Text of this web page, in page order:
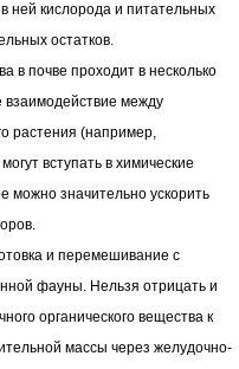
ней кислорода и питательных
остатков.
в почве проходит в несколько
взаимодействие между
растения (например,
вступать в химические
можно значительно ускорить
и перемешивание с
фауны. Нельзя отрицать и
органического вещества к
массы через желудочно-